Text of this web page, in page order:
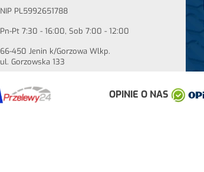
NIP PL5992651788
Pn-Pt 7:30 - 16:00, Sob 7:00 - 12:00
66-450 Jenin k/Gorzowa Wlkp.
ul. Gorzowska 133
OPINIE O NAS